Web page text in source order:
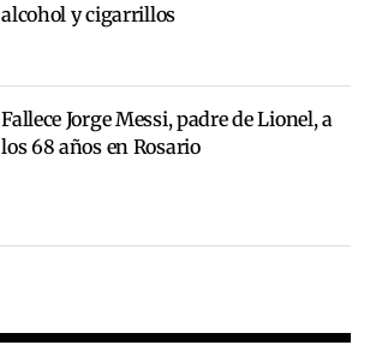
alcohol y cigarrillos
Fallece Jorge Messi, padre de Lionel, a
los 68 años en Rosario